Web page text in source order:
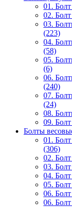
01.
02.
03.
(223)
04.
(58)
05.
(6)
06.
(240)
07.
(24)
08.
09.
Болты
01.
(306)
02.
03.
04.
05.
06.
06.